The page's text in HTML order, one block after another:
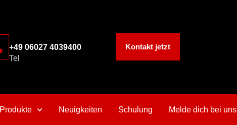
+49 06027 4039400
Tel
Kontakt jetzt
Produkte Neuigkeiten Schulung Melde dich bei uns